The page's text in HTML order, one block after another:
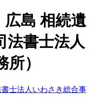
広島 相続遺
法書士法人
）